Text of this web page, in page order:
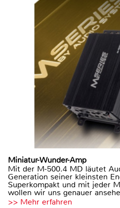
Miniatur-Wunder-Amp
Mit der M-500.4 MD läutet
Generation seiner kleinsten
Superkompakt und mit jeder
wollen wir uns genauer
>> Mehr erfahren